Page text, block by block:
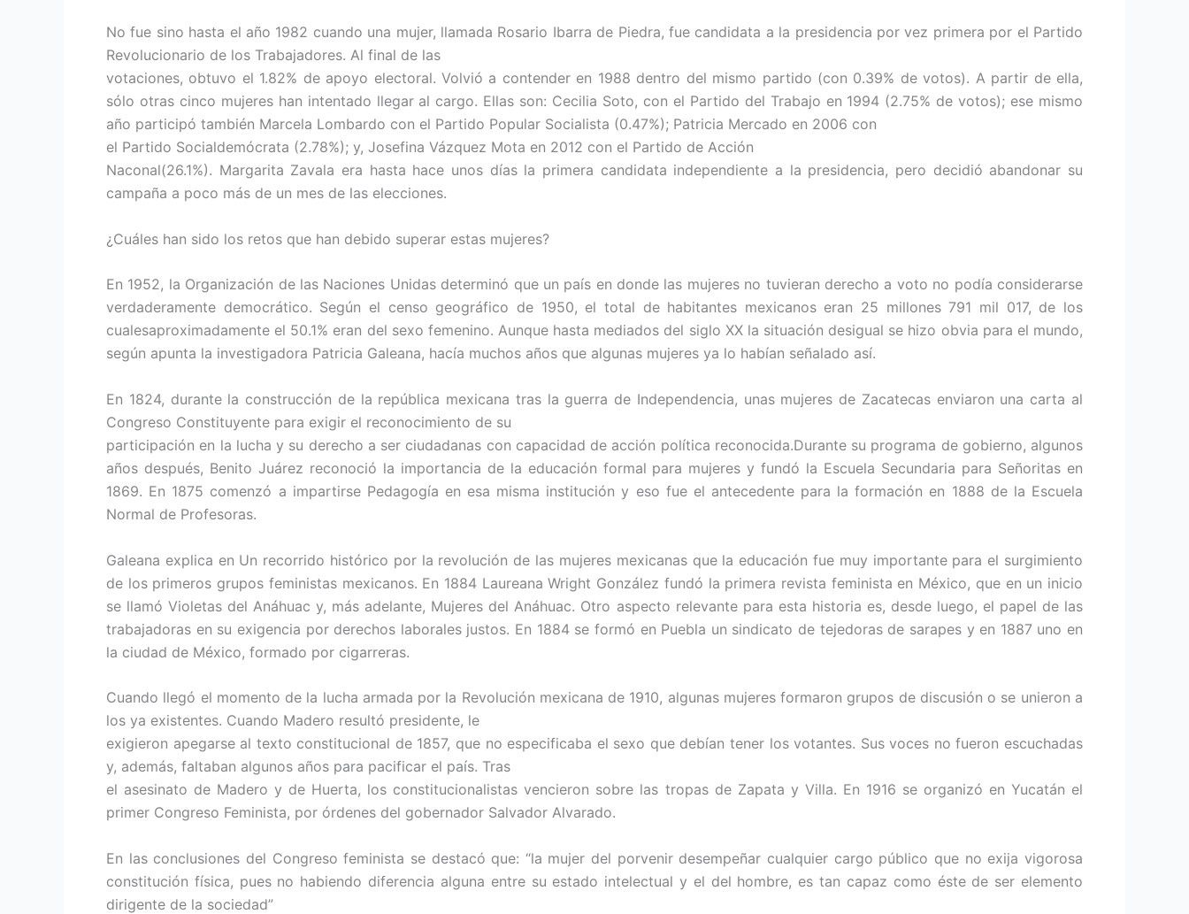
No fue sino hasta el año 1982 cuando una mujer, llamada Rosario Ibarra de Piedra, fue candidata a la presidencia por vez primera por el Partido
Revolucionario de los Trabajadores. Al final de las
votaciones, obtuvo el 1.82% de apoyo electoral. Volvió a contender en 1988 dentro del mismo partido (con 0.39% de votos). A partir de ella,
sólo otras cinco mujeres han intentado llegar al cargo. Ellas son: Cecilia Soto, con el Partido del Trabajo en 1994 (2.75% de votos); ese mismo
año participó también Marcela Lombardo con el Partido Popular Socialista (0.47%); Patricia Mercado en 2006 con
el Partido Socialdemócrata (2.78%); y, Josefina Vázquez Mota en 2012 con el Partido de Acción
Naconal(26.1%). Margarita Zavala era hasta hace unos días la primera candidata independiente a la presidencia, pero decidió abandonar su
campaña a poco más de un mes de las elecciones.
¿Cuáles han sido los retos que han debido superar estas mujeres?
En 1952, la Organización de las Naciones Unidas determinó que un país en donde las mujeres no tuvieran derecho a voto no podía considerarse
verdaderamente democrático. Según el censo geográfico de 1950, el total de habitantes mexicanos eran 25 millones 791 mil 017, de los
cualesaproximadamente el 50.1% eran del sexo femenino. Aunque hasta mediados del siglo XX la situación desigual se hizo obvia para el mundo,
según apunta la investigadora Patricia Galeana, hacía muchos años que algunas mujeres ya lo habían señalado así.
En 1824, durante la construcción de la república mexicana tras la guerra de Independencia, unas mujeres de Zacatecas enviaron una carta al
Congreso Constituyente para exigir el reconocimiento de su
participación en la lucha y su derecho a ser ciudadanas con capacidad de acción política reconocida.Durante su programa de gobierno, algunos
años después, Benito Juárez reconoció la importancia de la educación formal para mujeres y fundó la Escuela Secundaria para Señoritas en
1869. En 1875 comenzó a impartirse Pedagogía en esa misma institución y eso fue el antecedente para la formación en 1888 de la Escuela
Normal de Profesoras.
Galeana explica en Un recorrido histórico por la revolución de las mujeres mexicanas que la educación fue muy importante para el surgimiento
de los primeros grupos feministas mexicanos. En 1884 Laureana Wright González fundó la primera revista feminista en México, que en un inicio
se llamó Violetas del Anáhuac y, más adelante, Mujeres del Anáhuac. Otro aspecto relevante para esta historia es, desde luego, el papel de las
trabajadoras en su exigencia por derechos laborales justos. En 1884 se formó en Puebla un sindicato de tejedoras de sarapes y en 1887 uno en
la ciudad de México, formado por cigarreras.
Cuando llegó el momento de la lucha armada por la Revolución mexicana de 1910, algunas mujeres formaron grupos de discusión o se unieron a
los ya existentes. Cuando Madero resultó presidente, le
exigieron apegarse al texto constitucional de 1857, que no especificaba el sexo que debían tener los votantes. Sus voces no fueron escuchadas
y, además, faltaban algunos años para pacificar el país. Tras
el asesinato de Madero y de Huerta, los constitucionalistas vencieron sobre las tropas de Zapata y Villa. En 1916 se organizó en Yucatán el
primer Congreso Feminista, por órdenes del gobernador Salvador Alvarado.
En las conclusiones del Congreso feminista se destacó que: “la mujer del porvenir desempeñar cualquier cargo público que no exija vigorosa
constitución física, pues no habiendo diferencia alguna entre su estado intelectual y el del hombre, es tan capaz como éste de ser elemento
dirigente de la sociedad”